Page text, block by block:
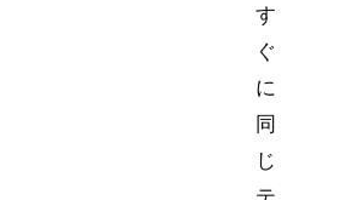
す
ぐ
に
同
じ